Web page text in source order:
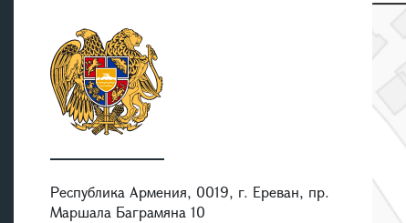
Республика Армения, 0019, г. Ереван, пр.
Маршала Баграмяна 10